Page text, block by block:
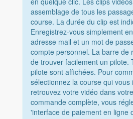
assemblage de tous les
course. La durée du clip est
Enregistrez-vous simplement
adresse mail et un mot de
compte personnel. La barre de
de trouver facilement un pilote.
pilote sont affichées. Pour
sélectionnez la course qui vous
retrouvez votre vidéo dans
commande complète, vous
'interface de paiement en ligne